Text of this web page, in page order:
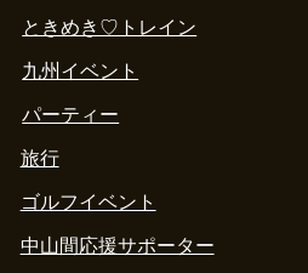
ときめき♡トレイン
九州イベント
パーティー
旅行
ゴルフイベント
中山間応援サポーター